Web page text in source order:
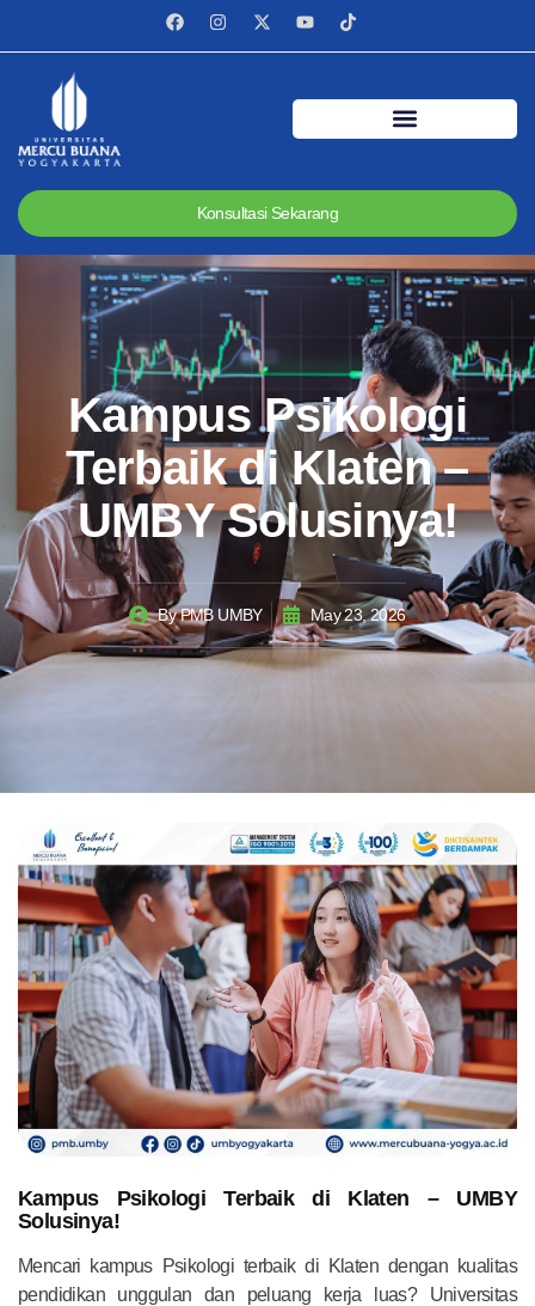
Konsultasi Sekarang
Kampus Psikologi
Terbaik di Klaten –
UMBY Solusinya!
ByPMB UMBY May 23, 2026
Kampus Psikologi Terbaik di Klaten – UMBY
Solusinya!
Mencari kampus Psikologi terbaik di Klaten dengan kualitas
pendidikan unggulan dan peluang kerja luas? Universitas